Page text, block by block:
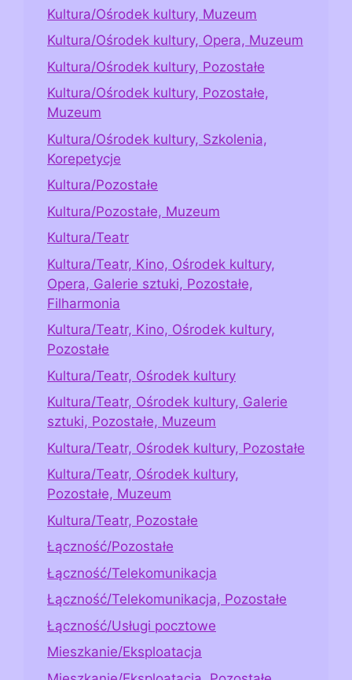
Kultura/Ośrodek kultury, Muzeum
Kultura/Ośrodek kultury, Opera, Muzeum
Kultura/Ośrodek kultury, Pozostałe
Kultura/Ośrodek kultury, Pozostałe,
Muzeum
Kultura/Ośrodek kultury, Szkolenia,
Korepetycje
Kultura/Pozostałe
Kultura/Pozostałe, Muzeum
Kultura/Teatr
Kultura/Teatr, Kino, Ośrodek kultury,
Opera, Galerie sztuki, Pozostałe,
Filharmonia
Kultura/Teatr, Kino, Ośrodek kultury,
Pozostałe
Kultura/Teatr, Ośrodek kultury
Kultura/Teatr, Ośrodek kultury, Galerie
sztuki, Pozostałe, Muzeum
Kultura/Teatr, Ośrodek kultury, Pozostałe
Kultura/Teatr, Ośrodek kultury,
Pozostałe, Muzeum
Kultura/Teatr, Pozostałe
Łączność/Pozostałe
Łączność/Telekomunikacja
Łączność/Telekomunikacja, Pozostałe
Łączność/Usługi pocztowe
Mieszkanie/Eksploatacja